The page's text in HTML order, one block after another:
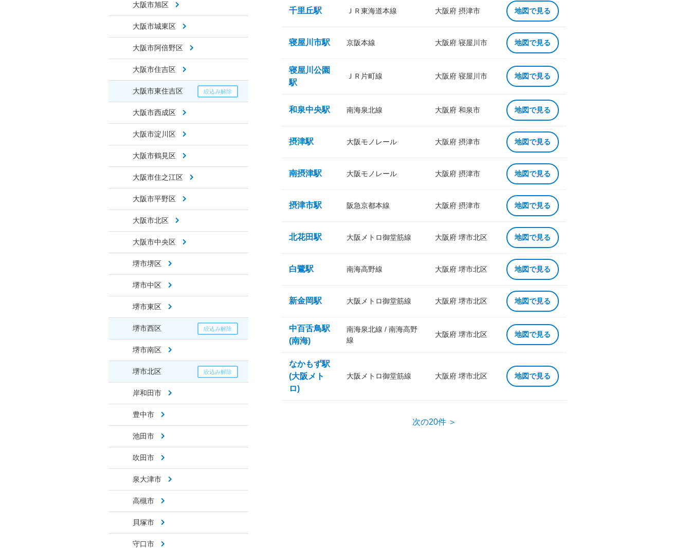
大阪市旭区
大阪市城東区
大阪市阿倍野区
大阪市住吉区
大阪市東住吉区
大阪市西成区
大阪市淀川区
大阪市鶴見区
大阪市住之江区
大阪市平野区
大阪市北区
大阪市中央区
堺市堺区
堺市中区
堺市東区
堺市西区
堺市南区
堺市北区
岸和田市
豊中市
池田市
吹田市
泉大津市
高槻市
貝塚市
守口市
千里丘駅 ＪＲ東海道本線 大阪府 摂津市 地図で見る
寝屋川市駅 京阪本線 大阪府 寝屋川市 地図で見る
寝屋川公園
駅
ＪＲ片町線 大阪府 寝屋川市 地図で見る
和泉中央駅 南海泉北線 大阪府 和泉市 地図で見る
摂津駅 大阪モノレール 大阪府 摂津市 地図で見る
南摂津駅 大阪モノレール 大阪府 摂津市 地図で見る
摂津市駅 阪急京都本線 大阪府 摂津市 地図で見る
北花田駅 大阪メトロ御堂筋線 大阪府 堺市北区 地図で見る
白鷺駅 南海高野線 大阪府 堺市北区 地図で見る
新金岡駅 大阪メトロ御堂筋線 大阪府 堺市北区 地図で見る
中百舌鳥駅
(南海)
南海泉北線 / 南海高野
線
大阪府 堺市北区 地図で見る
なかもず駅
(大阪メト
ロ)
大阪メトロ御堂筋線 大阪府 堺市北区 地図で見る
次の20件 ＞